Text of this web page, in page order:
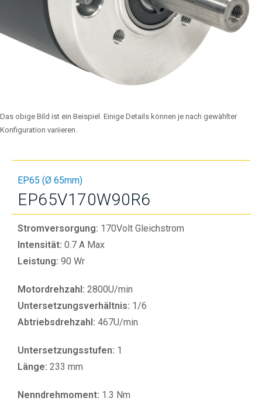
Das obige Bild ist ein Beispiel. Einige Details können je nach gewählter
Konfiguration variieren.
EP65 (Ø 65mm)
EP65V170W90R6
Stromversorgung: 170Volt Gleichstrom
Intensität: 0.7 A Max
Leistung: 90 Wr
Motordrehzahl: 2800U/min
Untersetzungsverhältnis: 1/6
Abtriebsdrehzahl: 467U/min
Untersetzungsstufen: 1
Länge: 233 mm
Nenndrehmoment: 1.3 Nm